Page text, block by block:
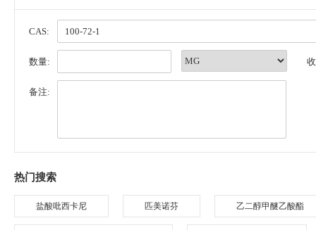
CAS:
数量:
备注:
热门搜索
盐酸吡西卡尼 匹美诺芬 乙二醇甲醚乙酸酯